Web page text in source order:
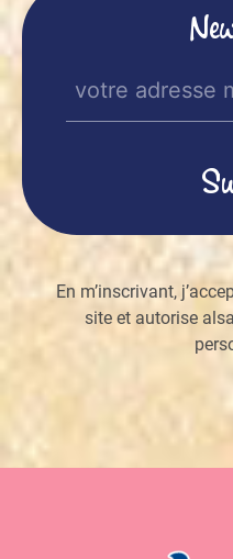
En m’inscrivant,
site et autorise